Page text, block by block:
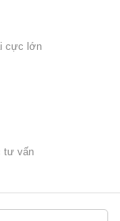
cực lớn
tư vấn